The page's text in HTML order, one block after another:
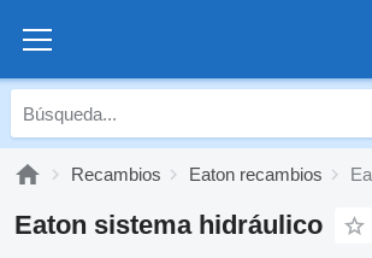
Recambios Eaton recambios
Eaton sistema hidráulico